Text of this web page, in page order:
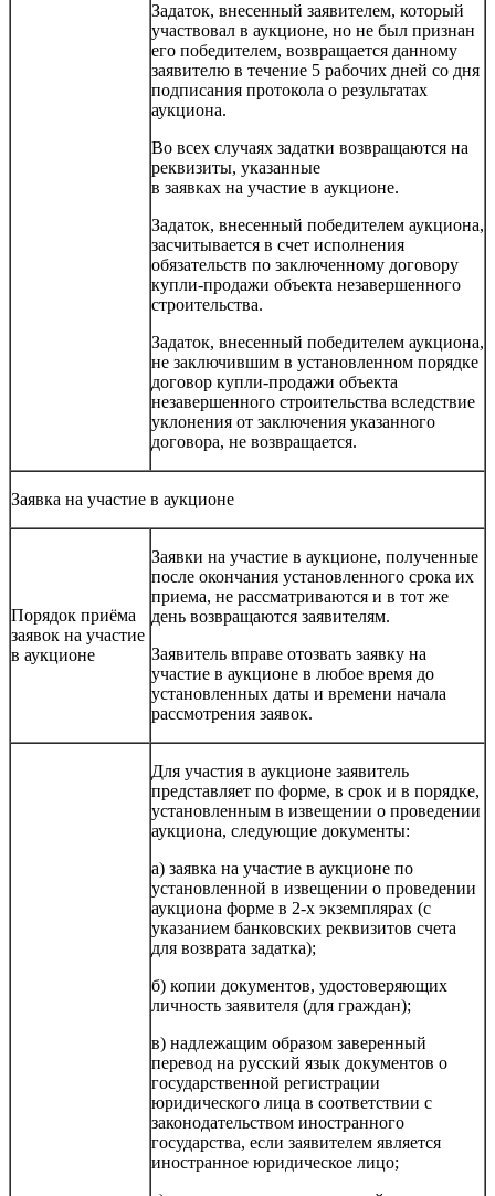
Задаток, внесенный заявителем, который
участвовал в аукционе, но не был признан
его победителем, возвращается данному
заявителю в течение 5 рабочих дней со дня
подписания протокола о результатах
аукциона.
Во всех случаях задатки возвращаются на
реквизиты, указанные
в заявках на участие в аукционе.
Задаток, внесенный победителем аукциона,
засчитывается в счет исполнения
обязательств по заключенному договору
купли-продажи объекта незавершенного
строительства.
Задаток, внесенный победителем аукциона,
не заключившим в установленном порядке
договор купли-продажи объекта
незавершенного строительства вследствие
уклонения от заключения указанного
договора, не возвращается.
Заявка на участие в аукционе
Порядок приёма
заявок на участие
в аукционе
Заявки на участие в аукционе, полученные
после окончания установленного срока их
приема, не рассматриваются и в тот же
день возвращаются заявителям.
Заявитель вправе отозвать заявку на
участие в аукционе в любое время до
установленных даты и времени начала
рассмотрения заявок.
Для участия в аукционе заявитель
представляет по форме, в срок и в порядке,
установленным в извещении о проведении
аукциона, следующие документы:
а) заявка на участие в аукционе по
установленной в извещении о проведении
аукциона форме в 2-х экземплярах (с
указанием банковских реквизитов счета
для возврата задатка);
б) копии документов, удостоверяющих
личность заявителя (для граждан);
в) надлежащим образом заверенный
перевод на русский язык документов о
государственной регистрации
юридического лица в соответствии с
законодательством иностранного
государства, если заявителем является
иностранное юридическое лицо;